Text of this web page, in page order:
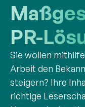
PR-
Sie wollen
Arbeit den
steigern? Ihre
richtige